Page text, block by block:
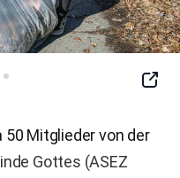
SNS
Mitglieder von der
Gottes (ASEZ